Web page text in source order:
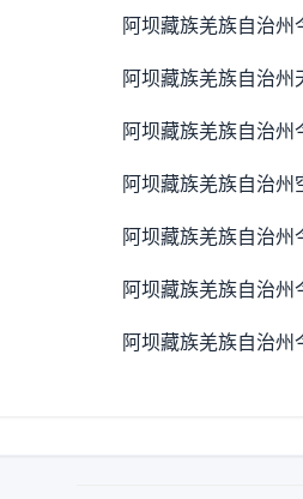
阿坝藏族羌族自治州
阿坝藏族羌族自治州
阿坝藏族羌族自治州
阿坝藏族羌族自治州
阿坝藏族羌族自治州
阿坝藏族羌族自治州
阿坝藏族羌族自治州